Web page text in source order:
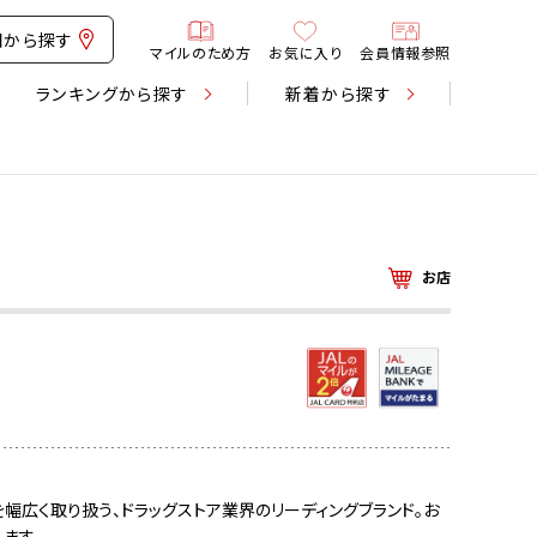
ら探す
マイルのため方 お気に入り 会員情報参照
ランキングから探す 新着から探す
お店
広く取り扱う、ドラッグストア業界のリーディングブランド。お